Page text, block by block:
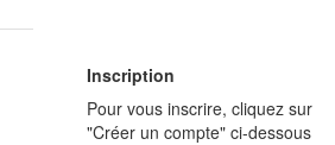
Inscription
Pour vous inscrire, cliquez sur
"Créer un compte" ci-dessous